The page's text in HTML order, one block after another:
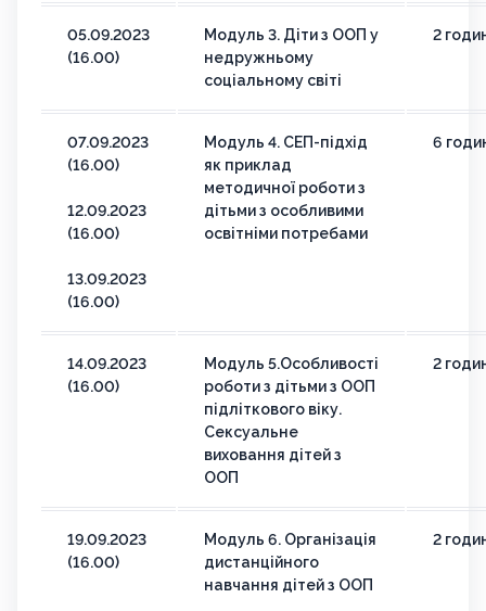
05.09.2023
(16.00)
Модуль 3. Діти з ООП у
недружньому
соціальному світі
2
07.09.2023
(16.00)
12.09.2023
(16.00)
13.09.2023
(16.00)
Модуль 4. СЕП-підхід
як приклад
методичної роботи з
дітьми з особливими
освітніми потребами
6
14.09.2023
(16.00)
Модуль 5.Особливості
роботи з дітьми з ООП
підліткового віку.
Сексуальне
виховання дітей з
ООП
2
19.09.2023
(16.00)
Модуль 6. Організація
дистанційного
навчання дітей з ООП
2